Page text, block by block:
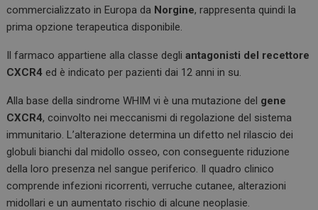
commercializzato in Europa da Norgine, rappresenta quindi la
prima opzione terapeutica disponibile.
Il farmaco appartiene alla classe degliantagonisti del recettore
CXCR4 ed è indicato per pazienti dai 12 anni in su.
Alla base della sindrome WHIM vi è una mutazione del gene
CXCR4, coinvolto nei meccanismi di regolazione del sistema
immunitario. L’alterazione determina un difetto nel rilascio dei
globuli bianchi dal midollo osseo, con conseguente riduzione
della loro presenza nel sangue periferico. Il quadro clinico
comprende infezioni ricorrenti, verruche cutanee, alterazioni
midollari e un aumentato rischio di alcune neoplasie.